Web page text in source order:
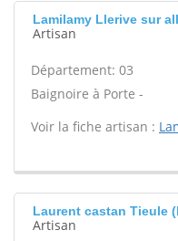
Lamilamy Llerive sur
Artisan
Département: 03
Baignoire à Porte -
Voir la fiche artisan :
Laurent castan Tieule
Artisan